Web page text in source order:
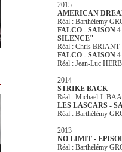
2015
AMERICAN
Réal : Barthélemy
FALCO - SAISON
SILENCE"
Réal : Chris BRIANT
FALCO - SAISON 4
Réal : Jean-Luc
2014
STRIKE BACK
Réal : Michael J.
LES LASCARS -
Réal : Barthélémy
2013
NO LIMIT -
Réal : Barthélémy